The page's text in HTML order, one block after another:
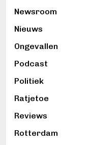
Newsroom
Nieuws
Ongevallen
Podcast
Politiek
Ratjetoe
Reviews
Rotterdam